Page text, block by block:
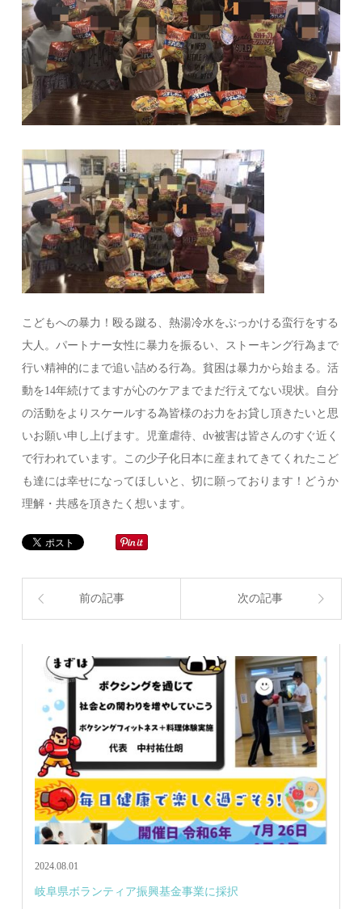
こどもへの暴力！殴る蹴る、熱湯冷水をぶっかける蛮行をする
大人。パートナー女性に暴力を振るい、ストーキング行為まで
行い精神的にまで追い詰める行為。貧困は暴力から始まる。活
動を14年続けてますが心のケアまでまだ行えてない現状。自分
の活動をよりスケールする為皆様のお力をお貸し頂きたいと思
いお願い申し上げます。児童虐待、dv被害は皆さんのすぐ近く
で行われています。この少子化日本に産まれてきてくれたこど
も達には幸せになってほしいと、切に願っております！どうか
理解・共感を頂きたく想います。
前の記事 次の記事
2024.08.01
岐阜県ボランティア振興基金事業に採択